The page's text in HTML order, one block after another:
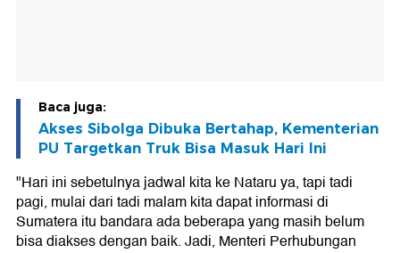
Baca juga:
Akses Sibolga Dibuka Bertahap, Kementerian
PU Targetkan Truk Bisa Masuk Hari Ini
"Hari ini sebetulnya jadwal kita ke Nataru ya, tapi tadi
pagi, mulai dari tadi malam kita dapat informasi di
Sumatera itu bandara ada beberapa yang masih belum
bisa diakses dengan baik. Jadi, Menteri Perhubungan